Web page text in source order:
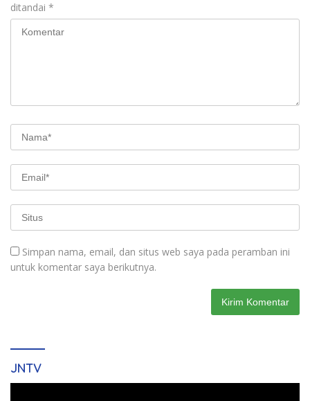
ditandai *
Simpan nama, email, dan situs web saya pada peramban ini
untuk komentar saya berikutnya.
JNTV